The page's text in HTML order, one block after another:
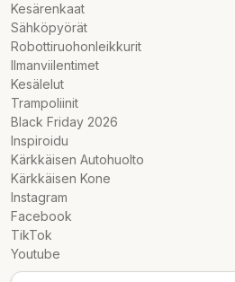
Kesärenkaat
Sähköpyörät
Robottiruohonleikkurit
Ilmanviilentimet
Kesälelut
Trampoliinit
Black Friday 2026
Inspiroidu
Kärkkäisen Autohuolto
Kärkkäisen Kone
Instagram
Facebook
TikTok
Youtube